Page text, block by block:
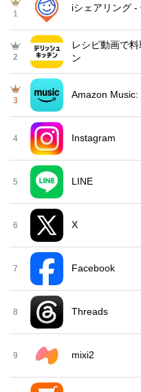
1
iシェアリング -
2
レシピ動画で
ン
3
Amazon Music:
4 Instagram
5 LINE
6 X
7 Facebook
8 Threads
9 mixi2